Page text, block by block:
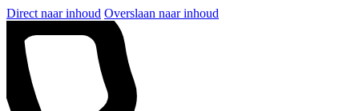
Direct naar inhoud Overslaan naar inhoud